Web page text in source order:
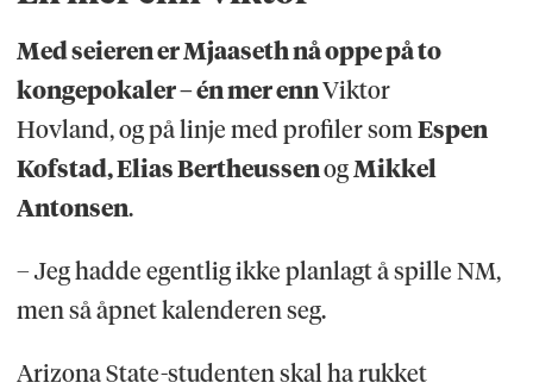
Med seieren er Mjaaseth nå oppe på to
kongepokaler – én mer ennViktor
Hovland, og på linje med profiler somEspen
Kofstad, Elias BertheussenogMikkel
Antonsen.
– Jeg hadde egentlig ikke planlagt å spille NM,
men så åpnet kalenderen seg.
Arizona State-studenten skal ha rukket